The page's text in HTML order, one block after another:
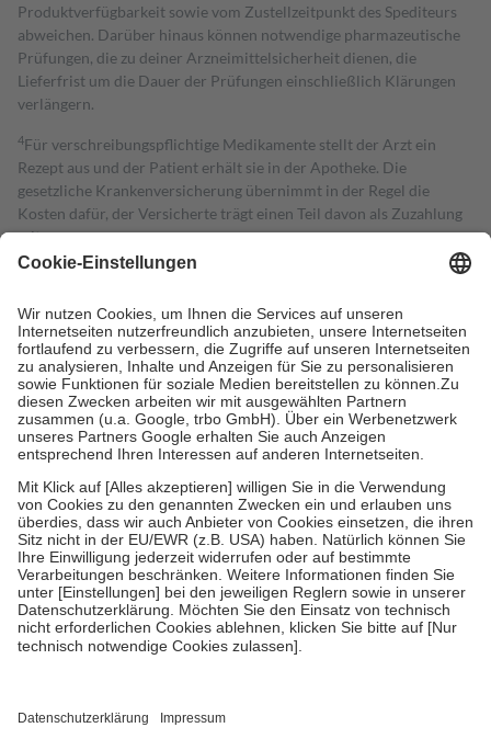
Produktverfügbarkeit sowie vom Zustellzeitpunkt des Spediteurs
abweichen. Darüber hinaus können notwendige pharmazeutische
Prüfungen, die zu deiner Arzneimittelsicherheit dienen, die
Lieferfrist um die Dauer der Prüfungen einschließlich Klärungen
verlängern.
4Für verschreibungspflichtige Medikamente stellt der Arzt ein
Rezept aus und der Patient erhält sie in der Apotheke. Die
gesetzliche Krankenversicherung übernimmt in der Regel die
Kosten dafür, der Versicherte trägt einen Teil davon als Zuzahlung
mit.
Grundsätzlich leisten Mitglieder Zuzahlungen in Höhe von zehn
höchstens zehn Euro.
Es sind jedoch nie mehr als die tatsächlichen
Kosten der Leistung zu entrichten.
Diese Regeln gelten grundsätzlich auch für Online-Apotheken.
Bei Heilmitteln und häuslicher Krankenpflege beträgt die
Zuzahlung zehn Prozent der Kosten sowie zehn Euro je
Verordnung.
Um das Engagement der Versicherten für ihre eigene Gesundheit zu
stärken und die besondere Stellung der Familie zu unterstützen,
fallenkeine Zuzahlungenan bei:
• Kindern und Jugendlichen bis zum vollendeten 18. Lebensjahr
mit Ausnahme der Fahrkosten
• Untersuchungen zur Vorsorge und Früherkennung, die von der
GKV getragen werden
• empfohlenen Schutzimpfungen
• Harn- und Blutteststreifen
getroffen, um sicherzustellen, dass es sich um echte Bewertungen